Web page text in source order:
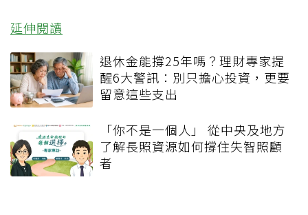
延伸閱讀
退休金能撐25年嗎？理財專家提
醒6大警訊：別只擔心投資，更要
留意這些支出
「你不是一個人」 從中央及地方
了解長照資源如何撐住失智照顧
者